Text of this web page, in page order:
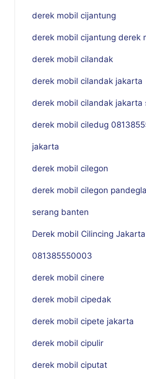
derek mobil cijantung
derek mobil cijantung derek
derek mobil cilandak
derek mobil cilandak jakarta
derek mobil cilandak jakarta
derek mobil ciledug
jakarta
derek mobil cilegon
derek mobil cilegon
serang banten
Derek mobil Cilincing Jakarta
081385550003
derek mobil cinere
derek mobil cipedak
derek mobil cipete jakarta
derek mobil cipulir
derek mobil ciputat